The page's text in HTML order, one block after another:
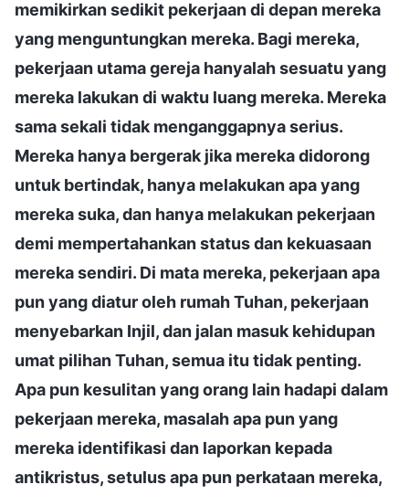
memikirkan sedikit pekerjaan di depan mereka
yang menguntungkan mereka. Bagi mereka,
pekerjaan utama gereja hanyalah sesuatu yang
mereka lakukan di waktu luang mereka. Mereka
sama sekali tidak menganggapnya serius.
Mereka hanya bergerak jika mereka didorong
untuk bertindak, hanya melakukan apa yang
mereka suka, dan hanya melakukan pekerjaan
demi mempertahankan status dan kekuasaan
mereka sendiri. Di mata mereka, pekerjaan apa
pun yang diatur oleh rumah Tuhan, pekerjaan
menyebarkan Injil, dan jalan masuk kehidupan
umat pilihan Tuhan, semua itu tidak penting.
Apa pun kesulitan yang orang lain hadapi dalam
pekerjaan mereka, masalah apa pun yang
mereka identifikasi dan laporkan kepada
antikristus, setulus apa pun perkataan mereka,